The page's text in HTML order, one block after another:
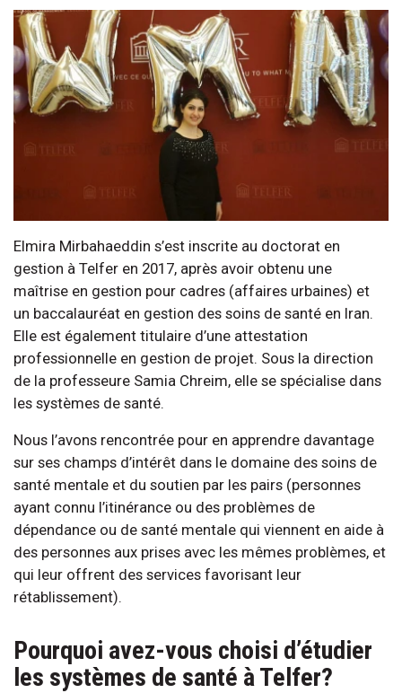
Elmira Mirbahaeddin s’est inscrite au doctorat en
gestion à Telfer en 2017, après avoir obtenu une
maîtrise en gestion pour cadres (affaires urbaines) et
un baccalauréat en gestion des soins de santé en Iran.
Elle est également titulaire d’une attestation
professionnelle en gestion de projet. Sous la direction
de la professeure Samia Chreim, elle se spécialise dans
les systèmes de santé.
Nous l’avons rencontrée pour en apprendre davantage
sur ses champs d’intérêt dans le domaine des soins de
santé mentale et du soutien par les pairs (personnes
ayant connu l’itinérance ou des problèmes de
dépendance ou de santé mentale qui viennent en aide à
des personnes aux prises avec les mêmes problèmes, et
qui leur offrent des services favorisant leur
rétablissement).
Pourquoi avez-vous choisi d’étudier
les systèmes de santé à Telfer?